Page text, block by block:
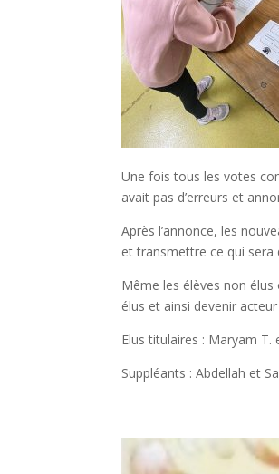
Une fois tous les votes
avait pas d’erreurs et
Après l’annonce, les
et transmettre ce qui sera
Même les élèves non élus
élus et ainsi devenir
Elus titulaires : Maryam T.
Suppléants : Abdellah et